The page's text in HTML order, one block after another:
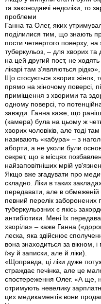
та законодавчі недоліки, то
проблеми
Ганна та Олег, яких
поділилися тим, що знають
пости четвертого поверху,
туберкульоз, – для хворих
на цей другий пост, не ходять
лікарі там з'являються
Що стосується хворих жінок,
прямо на жіночому поверсі,
приміщення з хворими та
одному поверсі, то
завжди. Ганна каже, що
(камера) була на цьому ж
хворих чоловіків, але тоді
називають «кабура» – з
аборти, а не уколи були
секрет, що в місцях
найзаповітніших мрій
Якщо вже згадувати про
складно. Ліки в таких
передавати, але в обмеженій
певний перелік заборонених
туберкульозних є якісь
антибіотики. Мені їх
хворіла» – каже Ганна
леска, яка здійснює
вона знаходиться за вікном,
їжу й записки, але й ліки).
«Щоправда, ці ліки дуже
страждає печінка, але це
спостереження Олег. «А ще,
отримують невелику
цих медикаментів вони